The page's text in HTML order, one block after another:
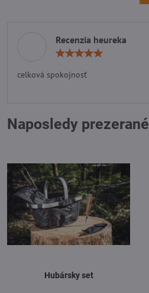
Recenzia heureka
celková spokojnosť
Naposledy prezerané
Hubársky set